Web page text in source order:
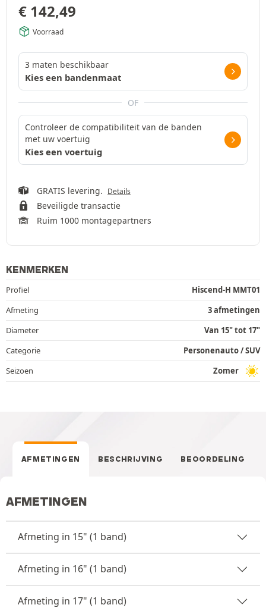
€ 142,49
Voorraad
3 maten beschikbaar
Kies een bandenmaat
OF
Controleer de compatibiliteit van de banden
met uw voertuig
Kies een voertuig
GRATIS levering. Details
Beveiligde transactie
Ruim 1000 montagepartners
KENMERKEN
Profiel
Hiscend-H MMT01
Afmeting
3 afmetingen
Diameter
Van 15" tot 17"
Categorie
Personenauto / SUV
Seizoen
Zomer
AFMETINGEN BESCHRIJVING BEOORDELING
AFMETINGEN
Afmeting in 15" (1 band)
Afmeting in 16" (1 band)
Afmeting in 17" (1 band)